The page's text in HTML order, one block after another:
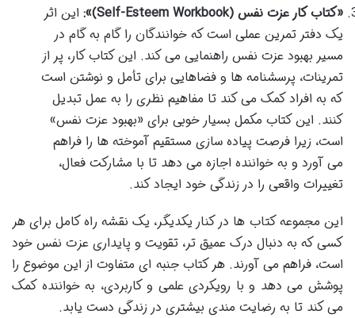
«کتاب کار عزت نفس (Self-Esteem Workbook)»:
این اثر
یک دفتر تمرین عملی است که خوانندگان را گام به گام در
مسیر بهبود عزت نفس راهنمایی می کند. این کتاب کار، پر از
تمرینات، پرسشنامه ها و فضاهایی برای تأمل و نوشتن است
که به افراد کمک می کند تا مفاهیم نظری را به عمل تبدیل
کنند. این کتاب مکمل بسیار خوبی برای «بهبود عزت نفس»
است، زیرا فرصت پیاده سازی مستقیم آموخته ها را فراهم
می آورد و به خواننده اجازه می دهد تا با مشارکت فعال،
تغییرات واقعی را در زندگی خود ایجاد کند.
این مجموعه کتاب ها در کنار یکدیگر، یک نقشه راه کامل برای هر
کسی که به دنبال درک عمیق تر، تقویت و پایداری عزت نفس خود
است، فراهم می آورند. هر کتاب جنبه ای متفاوت از این موضوع را
پوشش می دهد و با رویکردی علمی و کاربردی، به خواننده کمک
می کند تا به رضایت مندی بیشتری در زندگی دست یابد.